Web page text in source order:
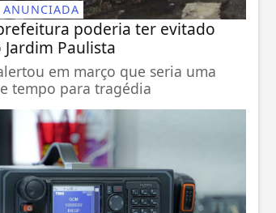
ANUNCIADA
poderia ter evitado
Paulista
em março que seria uma
tempo para tragédia